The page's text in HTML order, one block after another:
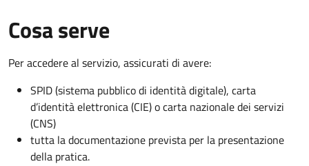
Cosa serve
Per accedere al servizio, assicurati di avere:
SPID (sistema pubblico di identità digitale), carta
d’identità elettronica (CIE) o carta nazionale dei servizi
(CNS)
tutta la documentazione prevista per la presentazione
della pratica.